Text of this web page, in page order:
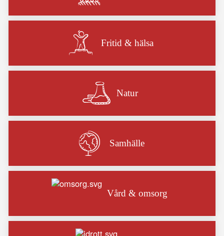
Fritid & hälsa
Natur
Samhälle
Vård & omsorg